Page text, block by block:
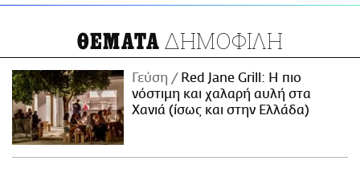
ΘΕΜΑΤΑ ΔΗΜΟΦΙΛΗ
Γεύση
Red Jane Grill: Η πιο
νόστιμη και χαλαρή αυλή στα
Χανιά (ίσως και στην Ελλάδα)